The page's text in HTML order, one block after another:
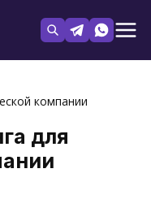
компании
для